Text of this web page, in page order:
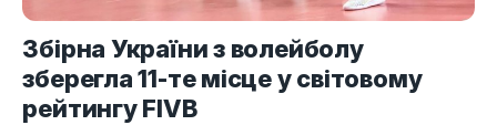
Збірна України з волейболу
зберегла 11-те місце у світовому
рейтингу FIVB